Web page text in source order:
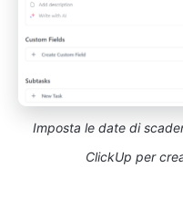
Imposta le date di
ClickUp per